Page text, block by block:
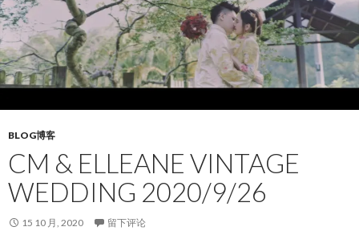
BLOG博客
CM & ELLEANE VINTAGE
WEDDING 2020/9/26
15 10 月, 2020 留下评论